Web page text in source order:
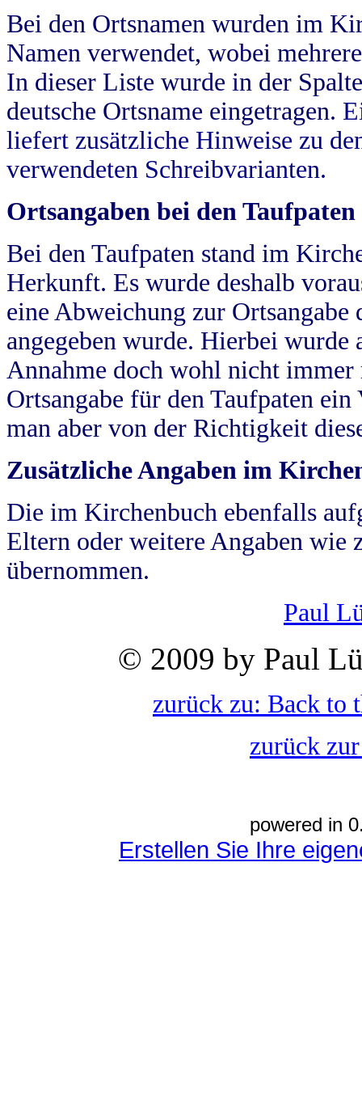
Bei den Ortsnamen wurden im
Namen verwendet, wobei
In dieser Liste wurde in der
deutsche Ortsname eingetragen.
liefert zusätzliche Hinweise zu
verwendeten Schreibvarianten.
Ortsangaben bei den Taufpaten
Bei den Taufpaten stand im
Herkunft. Es wurde deshalb
eine Abweichung zur
angegeben wurde. Hierbei wurde
Annahme doch wohl nicht
Ortsangabe für den Taufpaten
man aber von der Richtigkeit
Zusätzliche Angaben im
Die im Kirchenbuch ebenfalls
Eltern oder weitere Angaben wie
übernommen.
Paul
© 2009 by Paul
zurück zu: Back to
zurück
powered in
Erstellen Sie Ihre